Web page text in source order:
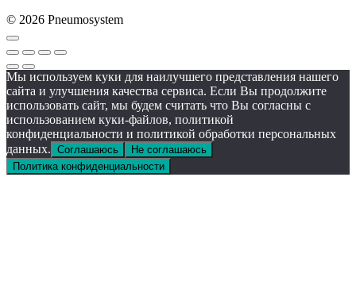
© 2026 Pneumosystem
Мы используем куки для наилучшего представления нашего
сайта и улучшения качества сервиса. Если Вы продолжите
использовать сайт, мы будем считать что Вы согласны с
использованием куки-файлов, политикой
конфиденциальности и политикой обработки персональных
данных. Соглашаюсь
Не соглашаюсь
Политика конфиденциальности